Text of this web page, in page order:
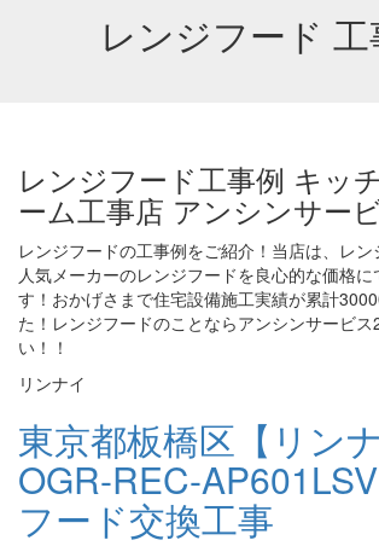
レンジフード 工
レンジフード工事例 キッ
ーム工事店 アンシンサー
レンジフードの工事例をご紹介！当店は、レン
人気メーカーのレンジフードを良心的な価格に
す！おかげさまで住宅設備施工実績が累計
た！レンジフードのことならアンシンサービス
い！！
リンナイ
東京都板橋区【リンナ
OGR-REC-
フード交換工事